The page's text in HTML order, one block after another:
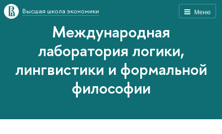
Меню
ысшая школа экономики
Международная
лаборатория логики,
лингвистики и формальной
философии